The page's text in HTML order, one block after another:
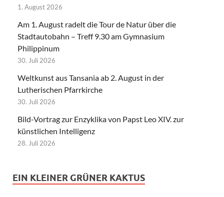
1. August 2026
Am 1. August radelt die Tour de Natur über die
Stadtautobahn – Treff 9.30 am Gymnasium
Philippinum
30. Juli 2026
Weltkunst aus Tansania ab 2. August in der
Lutherischen Pfarrkirche
30. Juli 2026
Bild-Vortrag zur Enzyklika von Papst Leo XIV. zur
künstlichen Intelligenz
28. Juli 2026
EIN KLEINER GRÜNER KAKTUS